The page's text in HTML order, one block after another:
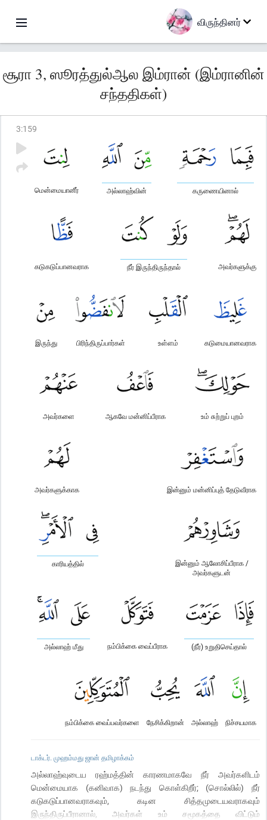
விருந்தினர்
சூரா 3, ஸூரத்துல்ஆல இம்ரான் (இம்ரானின்
சந்ததிகள்)
3:159
கருணையினால்
அல்லாஹ்வின்
மென்மையானீர்
அவர்களுக்கு
நீர் இருந்திருந்தால்
கடுகடுப்பானவராக
கடுமையானவராக
உள்ளம்
பிரிந்திருப்பார்கள்
இருந்து
உம் சுற்றுப் புறம்
ஆகவே மன்னிப்பீராக
அவர்களை
இன்னும் மன்னிப்புத் தேடுவீராக
அவர்களுக்காக
இன்னும் ஆலோசிப்பீராக /
அவர்களுடன்
காரியத்தில்
(நீர்) உறுதிசெய்தால்
நம்பிக்கை வைப்பீராக
அல்லாஹ் மீது
நிச்சயமாக
அல்லாஹ்
நேசிக்கிறான்
நம்பிக்கை வைப்பவர்களை
டாக்டர். முஹம்மது ஜான் தமிழாக்கம்
அல்லாஹ்வுடைய ரஹ்மத்தின் காரணமாகவே நீர் அவர்களிடம்
மென்மையாக (கனிவாக) நடந்து கொள்கிறீர்; (சொல்லில்) நீர்
கடுகடுப்பானவராகவும், கடின சித்தமுடையவராகவும்
இருந்திருப்பீரானால், அவர்கள் உம் சமூகத்தை விட்டும்